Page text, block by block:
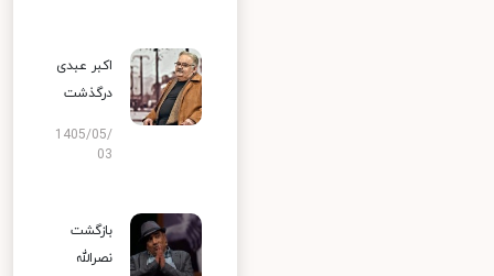
اکبر عبدی
درگذشت
1405/05/
03
بازگشت
نصرالله